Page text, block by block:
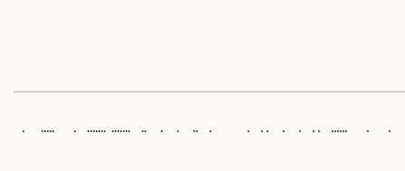
* ***** * ******* ******* ** * * ** * * * * * * * * ****** * *